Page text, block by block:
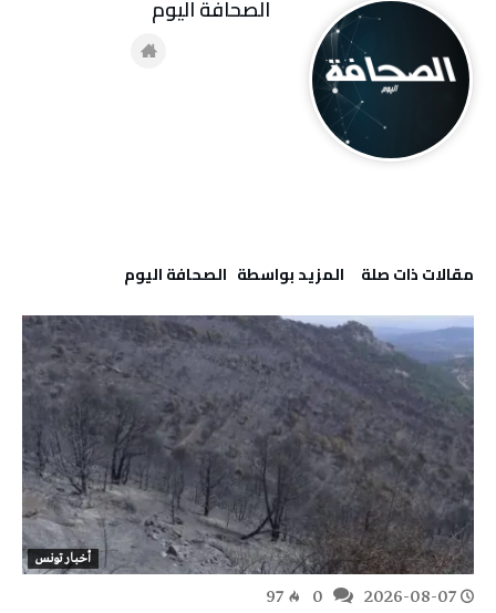
‫مقالات ذات صلة‬ ‫‫المزيد بواسطة‬ ‬ ‭ ‬الصحافة‭ ‬اليوم
أخبار تونس
2026-08-07
97